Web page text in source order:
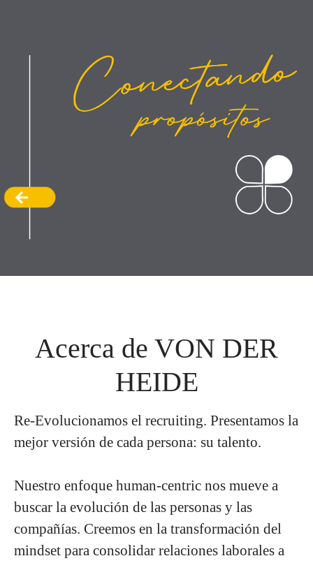
Acerca de VON DER
HEIDE
Re-Evolucionamos el recruiting. Presentamos la
mejor versión de cada persona: su talento.
Nuestro enfoque human-centric nos mueve a
buscar la evolución de las personas y las
compañías. Creemos en la transformación del
mindset para consolidar relaciones laborales a